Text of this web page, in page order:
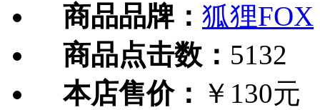
商品品牌： 狐狸FOX
商品点击数： 5132
本店售价： ￥130元